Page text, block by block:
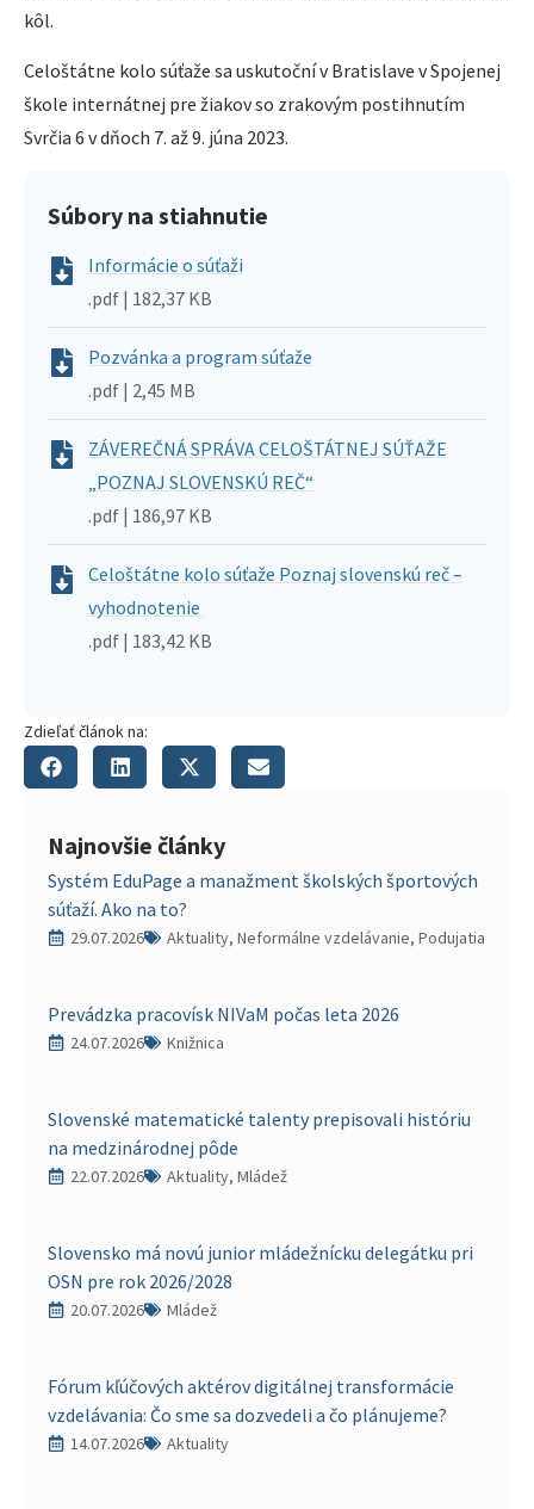
kôl.
Celoštátne kolo súťaže sa uskutoční v Bratislave v Spojenej
škole internátnej pre žiakov so zrakovým postihnutím
Svrčia 6 v dňoch 7. až 9. júna 2023.
Súbory na stiahnutie
Informácie o súťaži
.pdf | 182,37 KB
Pozvánka a program súťaže
.pdf | 2,45 MB
ZÁVEREČNÁ SPRÁVA CELOŠTÁTNEJ SÚŤAŽE
„POZNAJ SLOVENSKÚ REČ“
.pdf | 186,97 KB
Celoštátne kolo súťaže Poznaj slovenskú reč –
vyhodnotenie
.pdf | 183,42 KB
Zdieľať článok na:
Najnovšie články
Systém EduPage a manažment školských športových
súťaží. Ako na to?
29.07.2026 Aktuality, Neformálne vzdelávanie, Podujatia
Prevádzka pracovísk NIVaM počas leta 2026
24.07.2026 Knižnica
Slovenské matematické talenty prepisovali históriu
na medzinárodnej pôde
22.07.2026 Aktuality, Mládež
Slovensko má novú junior mládežnícku delegátku pri
OSN pre rok 2026/2028
20.07.2026 Mládež
Fórum kľúčových aktérov digitálnej transformácie
vzdelávania: Čo sme sa dozvedeli a čo plánujeme?
14.07.2026 Aktuality